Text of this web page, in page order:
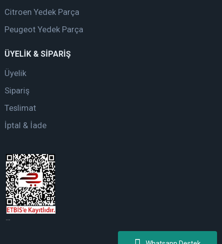
Citroen Yedek Parça
Peugeot Yedek Parça
ÜYELİK & SİPARİŞ
Üyelik
Sipariş
Teslimat
İptal & İade